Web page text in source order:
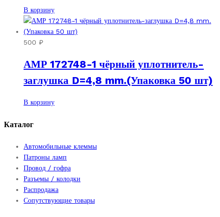
В корзину
500 ₽
АМР 172748-1 чёрный уплотнитель-
заглушка D=4,8 mm.(Упаковка 50 шт)
В корзину
Каталог
Автомобильные клеммы
Патроны ламп
Провод / гофра
Разъемы / колодки
Распродажа
Сопутствующие товары